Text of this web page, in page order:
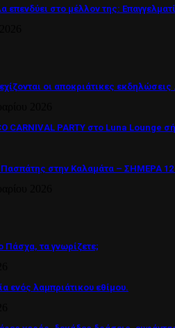
στο μέλλον της:
οι αποκριάτικες εκδηλώσεις
PARTY στο Luna Lounge
στην Καλαμάτα – ΣΗΜΕΡΑ
Πάσχα, τα γνωρίζετε;
ενός λαμπριάτικου εθίμου.